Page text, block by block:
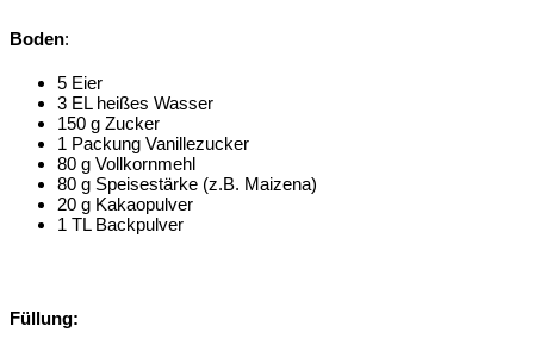
Boden:
5 Eier
3 EL heißes Wasser
150 g Zucker
1 Packung Vanillezucker
80 g Vollkornmehl
80 g Speisestärke (z.B. Maizena)
20 g Kakaopulver
1 TL Backpulver
Füllung: